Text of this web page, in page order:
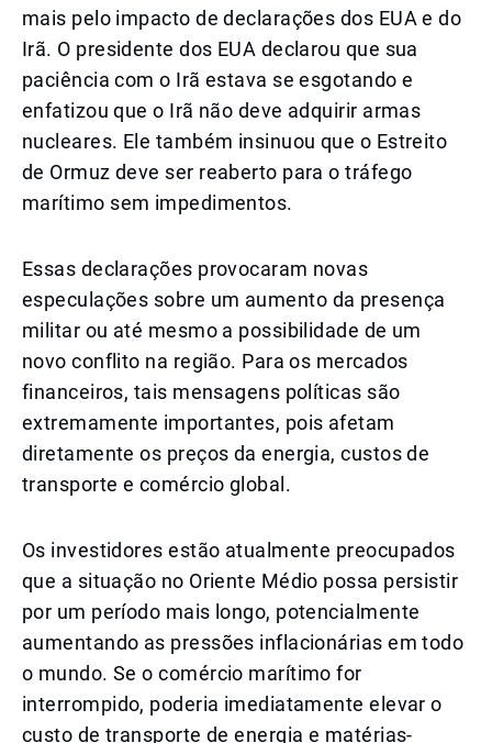
mais pelo impacto de declarações dos EUA e do
Irã. O presidente dos EUA declarou que sua
paciência com o Irã estava se esgotando e
enfatizou que o Irã não deve adquirir armas
nucleares. Ele também insinuou que o Estreito
de Ormuz deve ser reaberto para o tráfego
marítimo sem impedimentos.
Essas declarações provocaram novas
especulações sobre um aumento da presença
militar ou até mesmo a possibilidade de um
novo conflito na região. Para os mercados
financeiros, tais mensagens políticas são
extremamente importantes, pois afetam
diretamente os preços da energia, custos de
transporte e comércio global.
Os investidores estão atualmente preocupados
que a situação no Oriente Médio possa persistir
por um período mais longo, potencialmente
aumentando as pressões inflacionárias em todo
o mundo. Se o comércio marítimo for
interrompido, poderia imediatamente elevar o
custo de transporte de energia e matérias-